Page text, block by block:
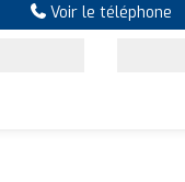
Voir le téléphone